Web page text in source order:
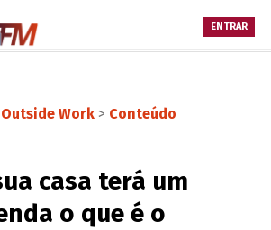
ENTRAR
Work > Conteúdo
casa terá um
o que é o